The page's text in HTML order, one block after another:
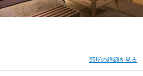
部屋の詳細を見る